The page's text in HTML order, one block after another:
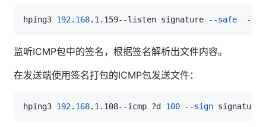
hping3 192.168.1.159--listen signature --safe --
监听ICMP包中的签名，根据签名解析出文件内容。
在发送端使用签名打包的ICMP包发送文件：
hping3 192.168.1.108--icmp ?d 100 --sign signature